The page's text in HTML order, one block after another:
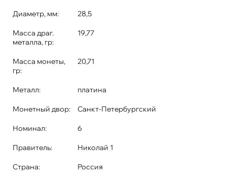
Диаметр, мм: 28,5
Масса драг.
металла, гр:
19,77
Масса монеты,
гр:
20,71
Металл: платина
Монетный двор: Санкт-Петербургский
Номинал: 6
Правитель: Николай 1
Страна: Россия